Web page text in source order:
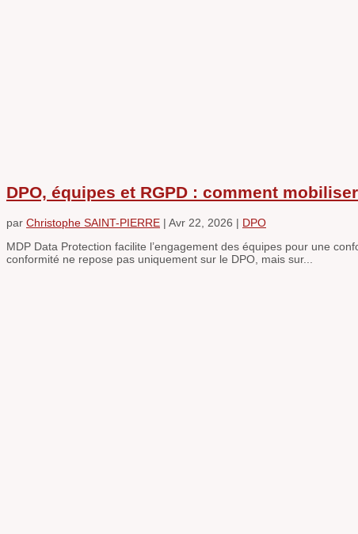
DPO, équipes et RGPD : comment
par Christophe SAINT-PIERRE | Avr 22, 2026 | DPO
MDP Data Protection facilite l’engagement des équipes pour une
conformité ne repose pas uniquement sur le DPO, mais sur...